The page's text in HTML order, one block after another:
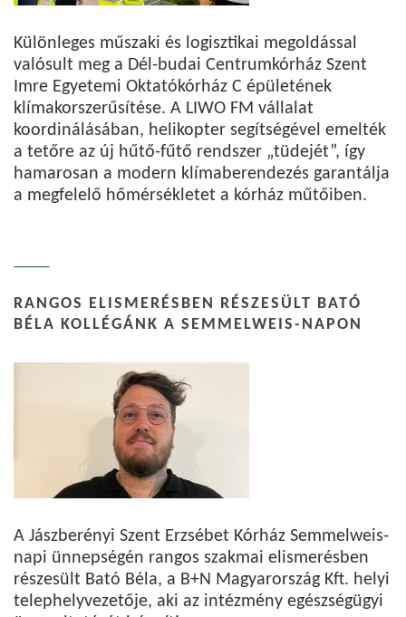
Különleges műszaki és logisztikai megoldással
valósult meg a Dél-budai Centrumkórház Szent
Imre Egyetemi Oktatókórház C épületének
klímakorszerűsítése. A LIWO FM vállalat
koordinálásában, helikopter segítségével emelték
a tetőre az új hűtő-fűtő rendszer „tüdejét”, így
hamarosan a modern klímaberendezés garantálja
a megfelelő hőmérsékletet a kórház műtőiben.
RANGOS ELISMERÉSBEN RÉSZESÜLT BATÓ
BÉLA KOLLÉGÁNK A SEMMELWEIS-NAPON
A Jászberényi Szent Erzsébet Kórház Semmelweis-
napi ünnepségén rangos szakmai elismerésben
részesült Bató Béla, a B+N Magyarország Kft. helyi
telephelyvezetője, aki az intézmény egészségügyi